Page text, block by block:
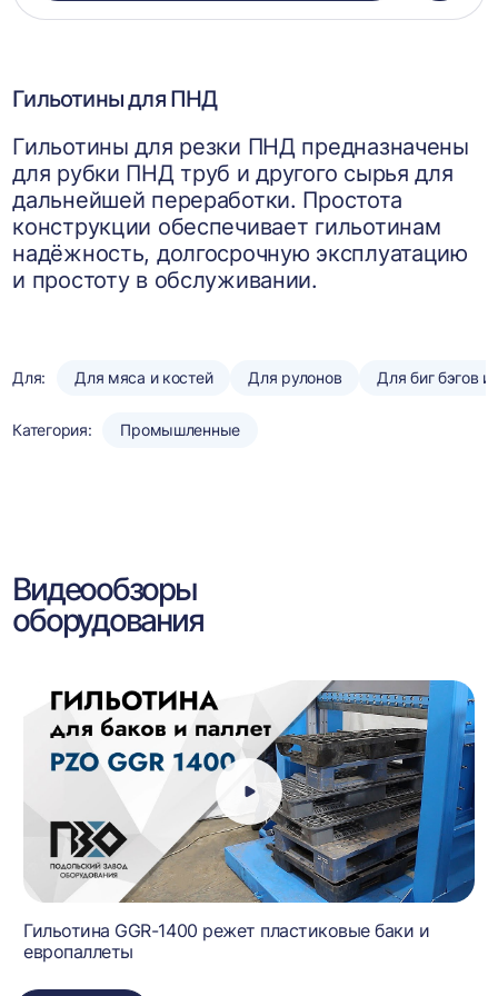
Гильотины для ПНД
Гильотины для резки ПНД предназначены
для рубки ПНД труб и другого сырья для
дальнейшей переработки. Простота
конструкции обеспечивает гильотинам
надёжность, долгосрочную эксплуатацию
и простоту в обслуживании.
Для: Для мяса и костей Для рулонов Для биг бэгов
Категория: Промышленные
Видеообзоры
оборудования
Гильотина GGR-1400 режет пластиковые баки и
европаллеты